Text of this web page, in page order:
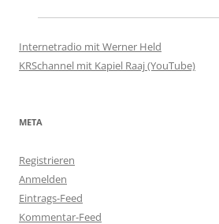
Internetradio mit Werner Held
KRSchannel mit Kapiel Raaj (YouTube)
META
Registrieren
Anmelden
Eintrags-Feed
Kommentar-Feed